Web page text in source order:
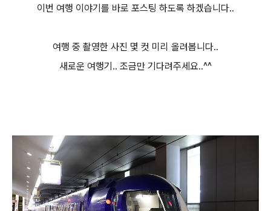
이번 여행 이야기를 바로 포스팅 하도록 하겠습니다..
여행 중 촬영한 사진 몇 컷 미리 올려봅니다..
새로운 여행기.. 조금만 기다려주세요..^^